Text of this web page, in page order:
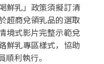
鮮乳」政策須擬訂清
超商兌領乳品的選取
境式影片完整示範兌
鮮乳專區樣式，協助
利執行。